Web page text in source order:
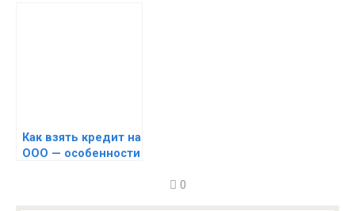
Как взять кредит на
ООО — особенности
0